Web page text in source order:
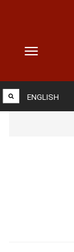
Toggle
ENGLISH